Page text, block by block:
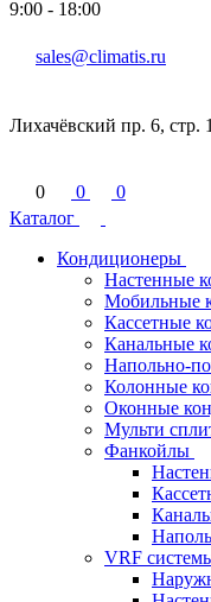
9:00 - 18:00
sales@climatis.ru
Лихачёвский пр. 6, стр.
0 0
0
Каталог
Кондиционеры
Настенные
Мобильные
Кассетные
Канальные
Напольно-
Колонные
Оконные
Мульти
Фанкойлы
VRF